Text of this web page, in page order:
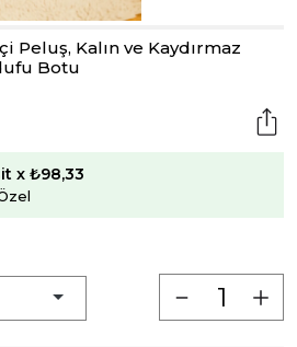
Peluş, Kalın ve Kaydırmaz
Botu
x ₺98,33